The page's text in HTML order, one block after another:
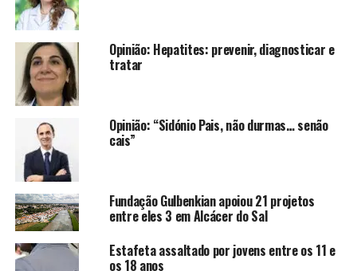
Opinião: Hepatites: prevenir, diagnosticar e
tratar
Opinião: “Sidónio Pais, não durmas… senão
cais”
Fundação Gulbenkian apoiou 21 projetos
entre eles 3 em Alcácer do Sal
Estafeta assaltado por jovens entre os 11 e
os 18 anos